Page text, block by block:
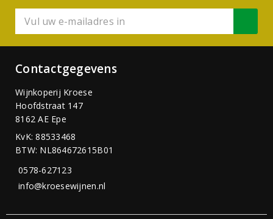
Contactgegevens
Wijnkoperij Kroese
Hoofdstraat 147
8162 AE Epe
KvK: 88533468
BTW: NL864672615B01
0578-627123
info@kroesewijnen.nl